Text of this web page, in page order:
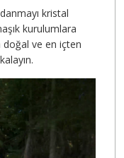
kristal
kurulumlara
ve en içten